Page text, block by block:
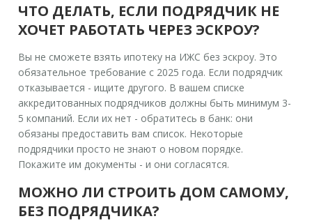
ЧТО ДЕЛАТЬ, ЕСЛИ ПОДРЯДЧИК НЕ
ХОЧЕТ РАБОТАТЬ ЧЕРЕЗ ЭСКРОУ?
Вы не сможете взять ипотеку на ИЖС без эскроу. Это
обязательное требование с 2025 года. Если подрядчик
отказывается - ищите другого. В вашем списке
аккредитованных подрядчиков должны быть минимум 3-
5 компаний. Если их нет - обратитесь в банк: они
обязаны предоставить вам список. Некоторые
подрядчики просто не знают о новом порядке.
Покажите им документы - и они согласятся.
МОЖНО ЛИ СТРОИТЬ ДОМ САМОМУ,
БЕЗ ПОДРЯДЧИКА?